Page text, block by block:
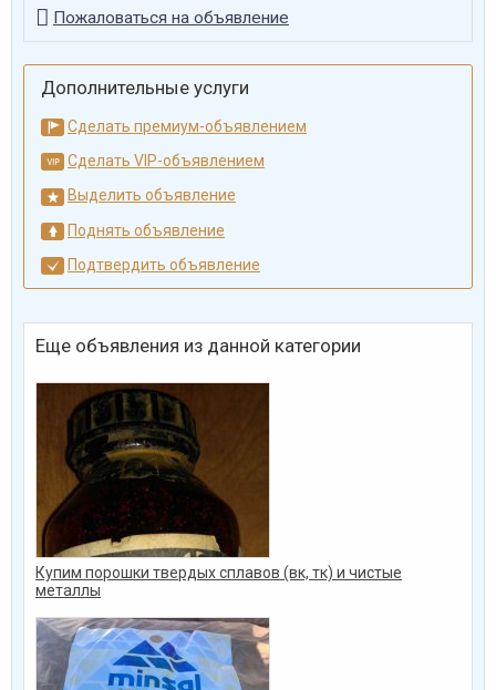
 Пожаловаться на объявление
Дополнительные услуги
Сделать премиум-объявлением
Сделать VIP-объявлением
Выделить объявление
Поднять объявление
Подтвердить объявление
Еще объявления из данной категории
Купим порошки твердых сплавов (вк, тк) и чистые
металлы